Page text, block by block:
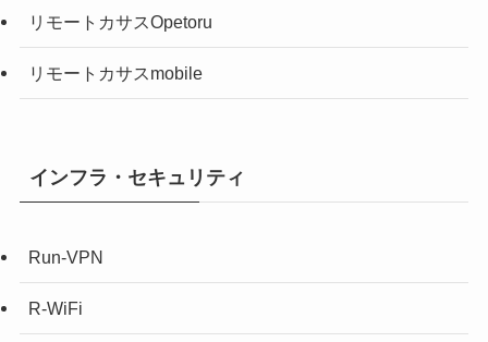
リモートカサスOpetoru
リモートカサスmobile
インフラ・セキュリティ
Run-VPN
R-WiFi